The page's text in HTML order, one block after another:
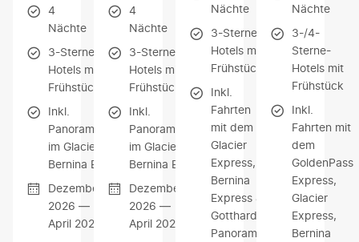
4
Nächte
3-Sterne-
Hotels mit
Frühstück
Inkl.
Panoramafahrten
im Glacier und
Bernina Express
Dezember
2026 —
April 2027
4
Nächte
3-Sterne-
Hotels mit
Frühstück
Inkl.
Panoramafahrten
im Glacier und
Bernina Express
Dezember
2026 —
April 2027
Nächte
3-Sterne-
Hotels mit
Frühstück
Inkl.
Fahrten
mit dem
Glacier
Express,
Bernina
Express &
Gotthard
Panorama
Nächte
3-/4-
Sterne-
Hotels mit
Frühstück
Inkl.
Fahrten mit
dem
GoldenPass
Express,
Glacier
Express,
Bernina